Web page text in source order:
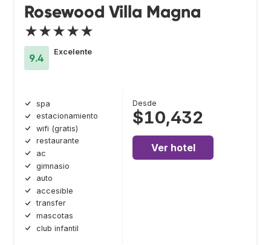
Rosewood Villa Magna
★★★★★
9.4
Excelente
spa
estacionamiento
wifi (gratis)
restaurante
ac
gimnasio
auto
accesible
transfer
mascotas
club infantil
Desde
$10,432
Ver hotel